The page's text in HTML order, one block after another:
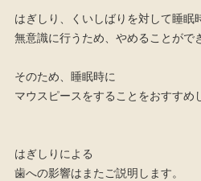
審美治療
インプラント
骨粗鬆症
よくある質問
はぎしり、くいしばりを対して睡眠
無意識に行うため、やめることがで
そのため、睡眠時に
マウスピースをすることをおすすめ
はぎしりによる
歯への影響はまたご説明します。